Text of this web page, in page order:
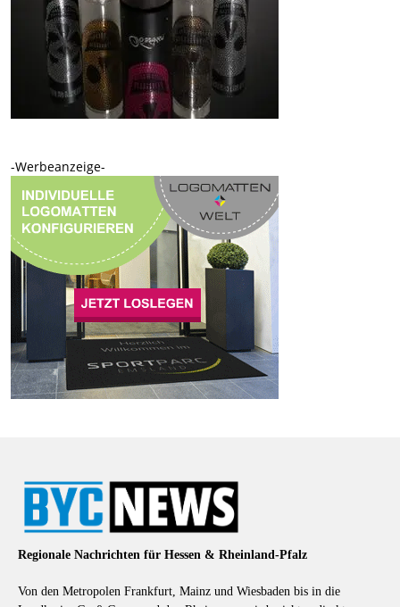
-Werbeanzeige-
Regionale Nachrichten für Hessen & Rheinland-Pfalz
Von den Metropolen Frankfurt, Mainz und Wiesbaden bis in die